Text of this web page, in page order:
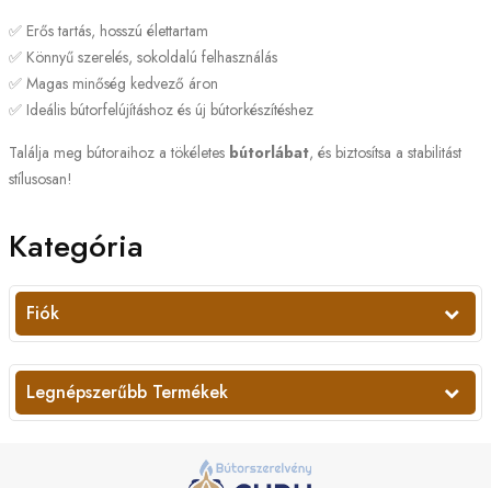
✅ Erős tartás, hosszú élettartam
✅ Könnyű szerelés, sokoldalú felhasználás
✅ Magas minőség kedvező áron
✅ Ideális bútorfelújításhoz és új bútorkészítéshez
Találja meg bútoraihoz a tökéletes bútorlábat, és biztosítsa a stabilitást
stílusosan!
Kategória
Fiók
Legnépszerűbb Termékek